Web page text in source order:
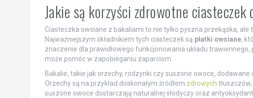
Jakie są korzyści zdrowotne ciasteczek
Ciasteczka owsiane z bakaliami to nie tylko pyszna przekąska,
Najważniejszym składnikiem tych ciasteczek są płatki owsiane,
znaczenie dla prawidłowego funkcjonowania układu
może pomóc w zapobieganiu zaparciom.
Bakalie, takie jak orzechy, rodzynki czy suszone owoce,
Orzechy są na przykład doskonałym źródłem zdrowych
suszone owoce dostarczają naturalnej słodyczy oraz